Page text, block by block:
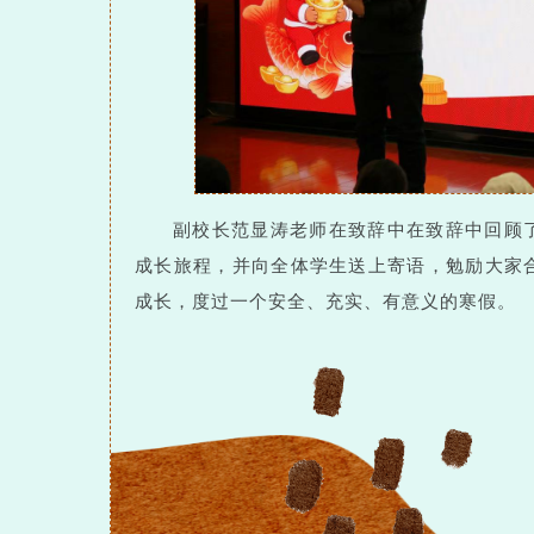
副校长范显涛老师在致辞中在致辞中回
成长旅程，并向全体学生送上寄语，勉励大
成长，度过一个安全、充实、有意义的寒假。